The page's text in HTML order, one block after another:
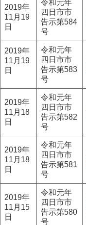
2019年
11月19
日
令和元年
四日市市
告示第584
号
2019年
11月19
日
令和元年
四日市市
告示第583
号
2019年
11月18
日
令和元年
四日市市
告示第582
号
2019年
11月18
日
令和元年
四日市市
告示第581
号
2019年
11月15
日
令和元年
四日市市
告示第580
号